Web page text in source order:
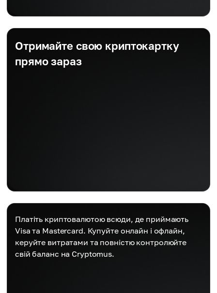
Отримайте свою криптокартку
прямо зараз
Платіть криптовалютою всюди, де приймають
Visa та Mastercard. Купуйте онлайн і офлайн,
керуйте витратами та повністю контролюйте
свій баланс на Cryptomus.